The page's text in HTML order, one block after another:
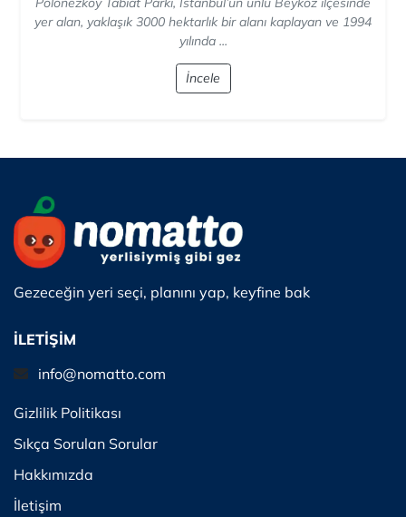
yer alan, yaklaşık 3000 hektarlık bir alanı kaplayan ve 1994
yılında ...
İncele
Gezeceğin yeri seçi, planını yap, keyfine bak
İLETİŞİM
info@nomatto.com
Gizlilik Politikası
Sıkça Sorulan Sorular
Hakkımızda
İletişim